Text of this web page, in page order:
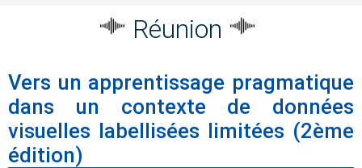
Réunion
Vers un apprentissage pragmatique
dans un contexte de données
visuelles labellisées limitées (2ème
édition)